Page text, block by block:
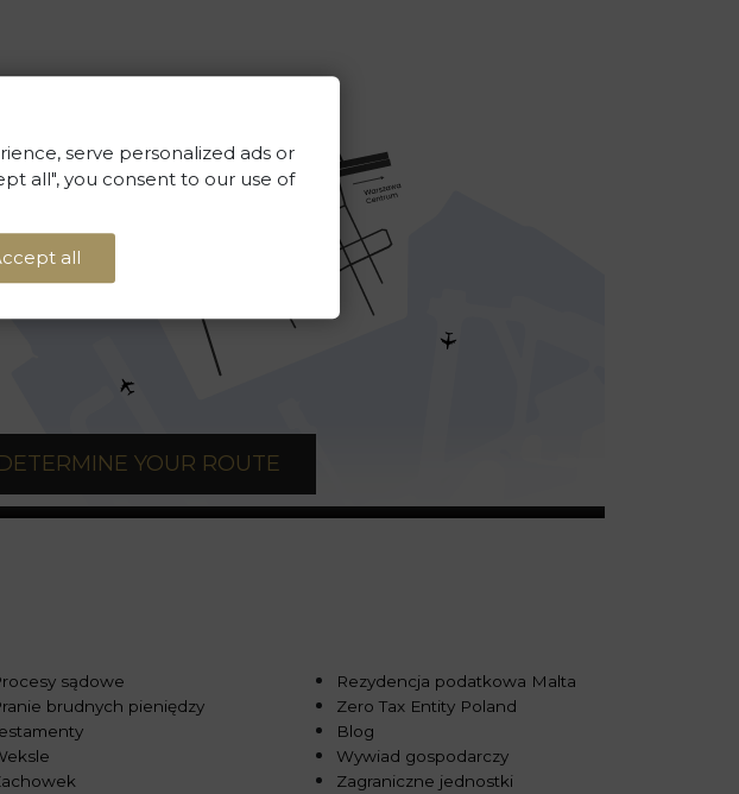
YOUR ROUTE
sądowe
brudnych pieniędzy
Rezydencja podatkowa Malta
Zero Tax Entity Poland
Blog
Wywiad gospodarczy
Zagraniczne jednostki
serve personalized ads or
all", you consent to our use of
all